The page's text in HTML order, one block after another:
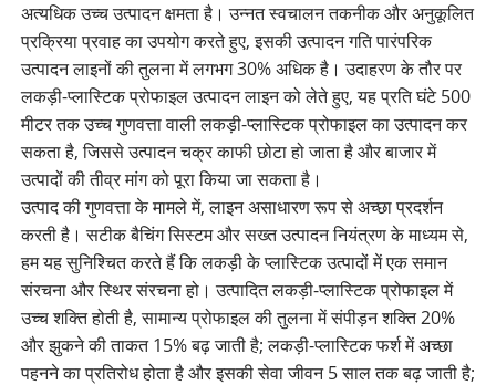
अत्यधिक उच्च उत्पादन क्षमता है। उन्नत स्वचालन तकनीक और अनुकूलित
प्रक्रिया प्रवाह का उपयोग करते हुए, इसकी उत्पादन गति पारंपरिक
उत्पादन लाइनों की तुलना में लगभग 30% अधिक है। उदाहरण के तौर पर
लकड़ी-प्लास्टिक प्रोफाइल उत्पादन लाइन को लेते हुए, यह प्रति घंटे 500
मीटर तक उच्च गुणवत्ता वाली लकड़ी-प्लास्टिक प्रोफाइल का उत्पादन कर
सकता है, जिससे उत्पादन चक्र काफी छोटा हो जाता है और बाजार में
उत्पादों की तीव्र मांग को पूरा किया जा सकता है।
उत्पाद की गुणवत्ता के मामले में, लाइन असाधारण रूप से अच्छा प्रदर्शन
करती है। सटीक बैचिंग सिस्टम और सख्त उत्पादन नियंत्रण के माध्यम से,
हम यह सुनिश्चित करते हैं कि लकड़ी के प्लास्टिक उत्पादों में एक समान
संरचना और स्थिर संरचना हो। उत्पादित लकड़ी-प्लास्टिक प्रोफाइल में
उच्च शक्ति होती है, सामान्य प्रोफाइल की तुलना में संपीड़न शक्ति 20%
और झुकने की ताकत 15% बढ़ जाती है; लकड़ी-प्लास्टिक फर्श में अच्छा
पहनने का प्रतिरोध होता है और इसकी सेवा जीवन 5 साल तक बढ़ जाती है;